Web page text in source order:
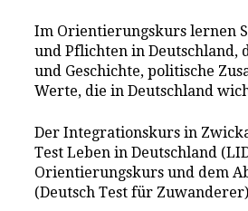
Im Orientierungskurs lernen
und Pflichten in Deutschland,
und Geschichte, politische
Werte, die in Deutschland
Der Integrationskurs in
Test Leben in Deutschland
Orientierungskurs und dem
(Deutsch Test für